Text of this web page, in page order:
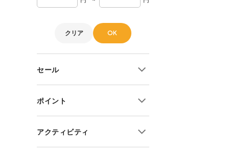
クリア OK
セール
10%OFF~
20%OFF~
30%OFF~
40%OFF~
50%OFF~
ポイント
ポイント2倍
ポイント3倍
ポイント5倍
アクティビティ
キャンプ